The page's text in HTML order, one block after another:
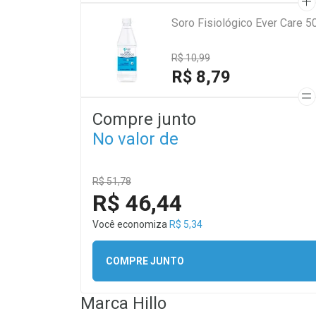
Soro Fisiológico Ever Care
R$ 10,99
R$ 8,79
Compre junto
No valor de
R$ 51,78
R$ 46,44
Você economiza R$ 5,34
COMPRE JUNTO
Marca Hillo